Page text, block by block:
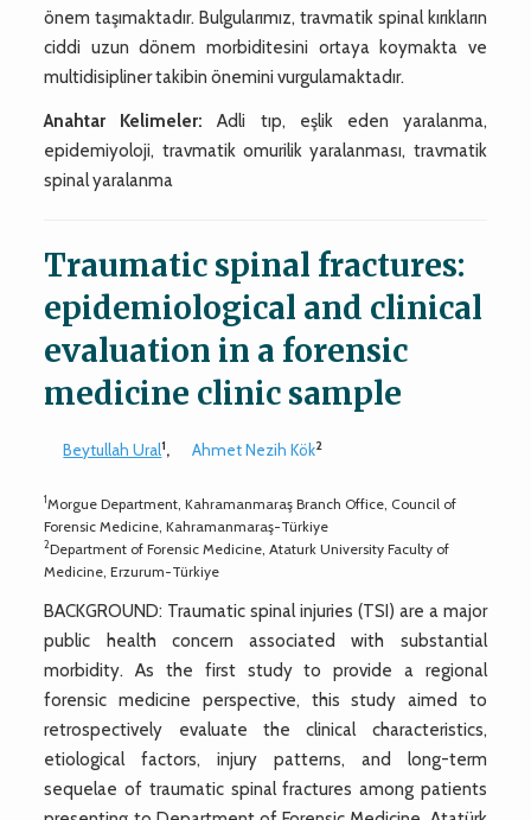
önem taşımaktadır. Bulgularımız, travmatik spinal kırıkların
ciddi uzun dönem morbiditesini ortaya koymakta ve
multidisipliner takibin önemini vurgulamaktadır.
Anahtar Kelimeler: Adli tıp, eşlik eden yaralanma,
epidemiyoloji, travmatik omurilik yaralanması, travmatik
spinal yaralanma
Traumatic spinal fractures:
epidemiological and clinical
evaluation in a forensic
medicine clinic sample
Beytullah Ural1, Ahmet Nezih Kök2
1Morgue Department, Kahramanmaraş Branch Office, Council of
Forensic Medicine, Kahramanmaraş-Türkiye
2Department of Forensic Medicine, Ataturk University Faculty of
Medicine, Erzurum-Türkiye
BACKGROUND: Traumatic spinal injuries (TSI) are a major
public health concern associated with substantial
morbidity. As the first study to provide a regional
forensic medicine perspective, this study aimed to
retrospectively evaluate the clinical characteristics,
etiological factors, injury patterns, and long-term
sequelae of traumatic spinal fractures among patients